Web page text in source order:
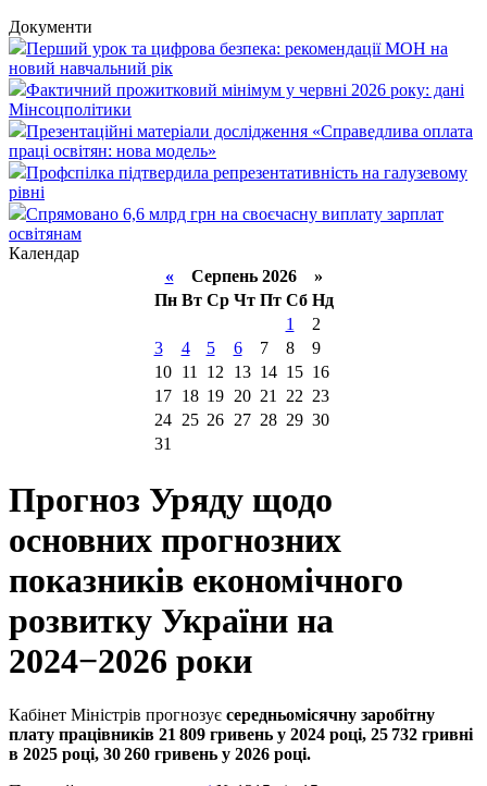
Документи
Перший урок та цифрова безпека: рекомендації МОН на
новий навчальний рік
Фактичний прожитковий мінімум у червні 2026 року: дані
Мінсоцполітики
Презентаційні матеріали дослідження «Справедлива оплата
праці освітян: нова модель»
Профспілка підтвердила репрезентативність на галузевому
рівні
Спрямовано 6,6 млрд грн на своєчасну виплату зарплат
освітянам
Календар
«Серпень 2026 »
Пн Вт Ср Чт Пт Сб Нд
1
2
3
4 5 6 7 8
9
10
11 12 13 14 15 16
17
18 19 20 21 22 23
24
25 26 27 28 29 30
31
Прогноз Уряду щодо
основних прогнозних
показників економічного
розвитку України на
2024−2026 роки
Кабінет Міністрів прогнозує середньомісячну заробітну
плату працівників 21 809 гривень у 2024 році, 25 732 гривні
в 2025 році, 30 260 гривень у 2026 році.